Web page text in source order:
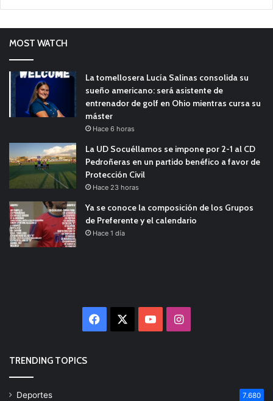
MOST WATCH
La tomellosera Lucía Salinas consolida su
sueño americano: será asistente de
entrenador de golf en Ohio mientras cursa su
máster
Hace 6 horas
La UD Socuéllamos se impone por 2-1 al CD
Pedroñeras en un partido benéfico a favor de
Protección Civil
Hace 23 horas
Ya se conoce la composición de los Grupos
de Preferente y el calendario
Hace 1 día
Facebook YouTubeInstagram
TRENDING TOPICS
Deportes 7.680